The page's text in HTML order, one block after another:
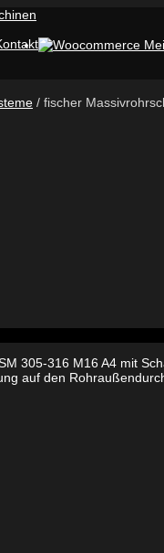
/ fischer
305-316 M16 A4 mit
auf den